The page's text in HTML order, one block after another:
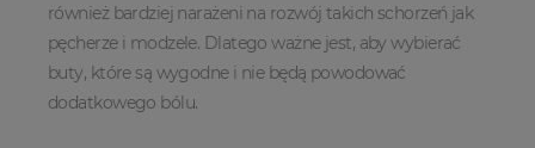
również bardziej narażeni na rozwój takich schorzeń jak
pęcherze i modzele. Dlatego ważne jest, aby wybierać
buty, które są wygodne i nie będą powodować
dodatkowego bólu.